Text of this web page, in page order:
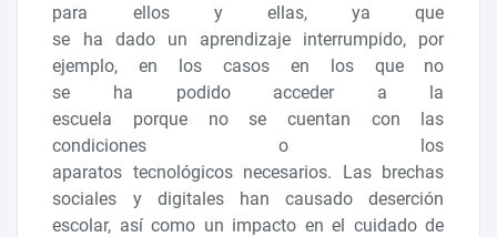
para ellos y ellas, ya que
se ha dado un aprendizaje interrumpido, por
ejemplo, en los casos en los que no
se ha podido acceder a la
escuela porque no se cuentan con las
condiciones o los
aparatos tecnológicos necesarios. Las brechas
sociales y digitales han causado deserción
escolar, así como un impacto en el cuidado de